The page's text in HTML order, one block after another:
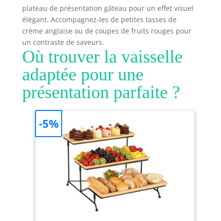
conçu pour une
utilisation quotidienne
; sans BPA, sans PFOA
et sans PTFE AIDE
d'ustensiles de cuisine
est une collection très
appréciée et populaire
de 25 produits qui
gamme complète de
solutions pour la
maison, ratique pour
un usage quotidien
plateau de présentation gâteau pour un effet visuel
élégant. Accompagnez-les de petites tasses de
crème anglaise ou de coupes de fruits rouges pour
un contraste de saveurs.
Où trouver la vaisselle
adaptée pour une
présentation parfaite ?
-5%